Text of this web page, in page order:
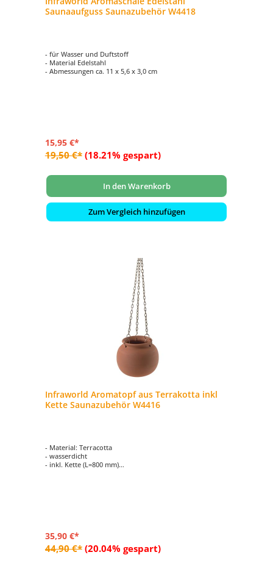
Saunaaufguss Saunazubehör W4418
- für Wasser und Duftstoff
- Material Edelstahl
- Abmessungen ca. 11 x 5,6 x 3,0 cm
15,95 €*
19,50 €* (18.21% gespart)
In den Warenkorb
Zum Vergleich hinzufügen
Infraworld Aromatopf aus Terrakotta inkl
Kette Saunazubehör W4416
- Material: Terracotta
- wasserdicht
- inkl. Kette (L=800 mm)
35,90 €*
44,90 €* (20.04% gespart)